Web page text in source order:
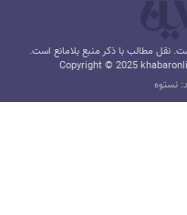
نقل مطالب با ذکر منبع بلامانع است.
Copyright © 2025
نستوه